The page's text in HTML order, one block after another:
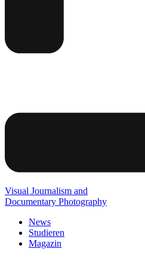
Visual Journalism and
Documentary Photography
News
Studieren
Magazin